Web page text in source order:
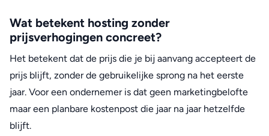
Wat betekent hosting zonder
prijsverhogingen concreet?
Het betekent dat de prijs die je bij aanvang accepteert de
prijs blijft, zonder de gebruikelijke sprong na het eerste
jaar. Voor een ondernemer is dat geen marketingbelofte
maar een planbare kostenpost die jaar na jaar hetzelfde
blijft.